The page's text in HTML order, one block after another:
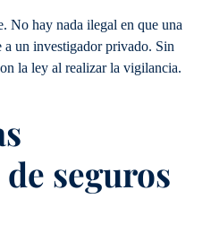
No hay nada ilegal en que una
a un investigador privado. Sin
la ley al realizar la vigilancia.
seguros